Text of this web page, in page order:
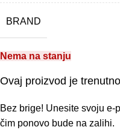
BRAND
Nema na stanju
Ovaj proizvod je
Bez brige! Unesite svoju e-
čim ponovo bude na zalihi.